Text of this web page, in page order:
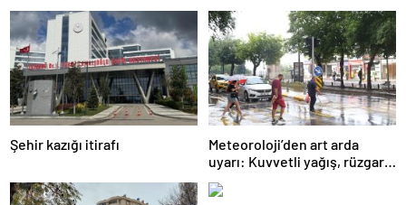
Şehir kazığı itirafı
Meteoroloji’den art arda
uyarı: Kuvvetli yağış, rüzgar,
toz taşınımı…